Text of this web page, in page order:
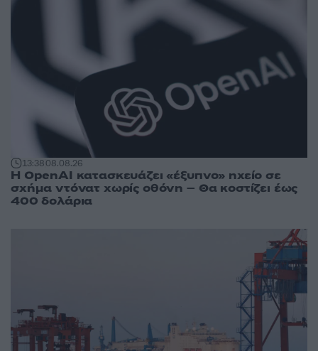
13:3808.08.26
Η OpenAI κατασκευάζει «έξυπνο» ηχείο σε
σχήμα ντόνατ χωρίς οθόνη – Θα κοστίζει έως
400 δολάρια